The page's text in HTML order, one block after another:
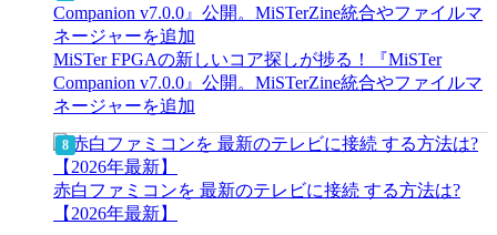
MiSTer FPGAの新しいコア探しが捗る！『MiSTer
Companion v7.0.0』公開。MiSTerZine統合やファイルマ
ネージャーを追加
赤白ファミコンを 最新のテレビに接続 する方法は?
【2026年最新】